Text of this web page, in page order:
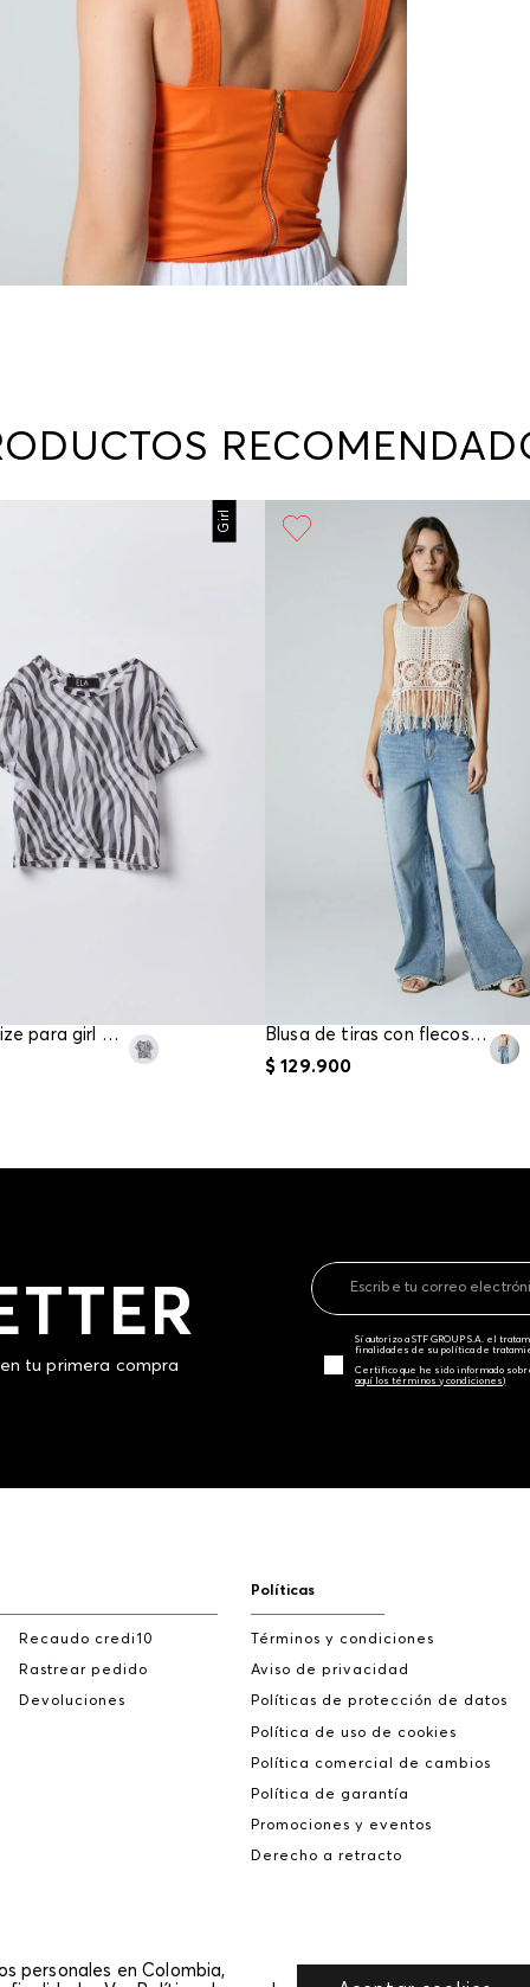
Girl
Blusa oversize para girl estampada malla Blusa de tiras con flecos en tejido tipo crochet para mujer
$ 129.900
tu primera compra
Sí autorizo a STF GROUP S.A. el
finalidades de su política de
Certifico que he sido informado
aquí los términos y condiciones)
Recaudo credi10
Rastrear pedido
Devoluciones
Políticas
Términos y condiciones
Aviso de privacidad
Políticas de protección de datos
Política de uso de cookies
Política comercial de cambios
Política de garantía
Promociones y eventos
Derecho a retracto
personales en Colombia,